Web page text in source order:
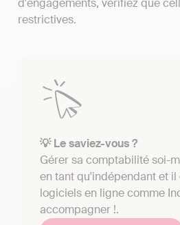
d'engagements, vérifiez que
restrictives.
💡 Le saviez-vous ?
Gérer sa comptabilité soi-
en tant qu'indépendant et il
logiciels en ligne comme
accompagner !.